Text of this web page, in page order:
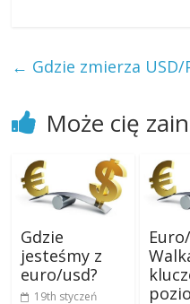
← Gdzie zmierza USD/
Może cię
Gdzie
jesteśmy z
euro/usd?
19th styczeń